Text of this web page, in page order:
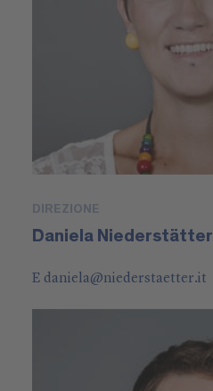
DIREZIONE
Daniela Niederstätter
E daniela@niederstaetter.it